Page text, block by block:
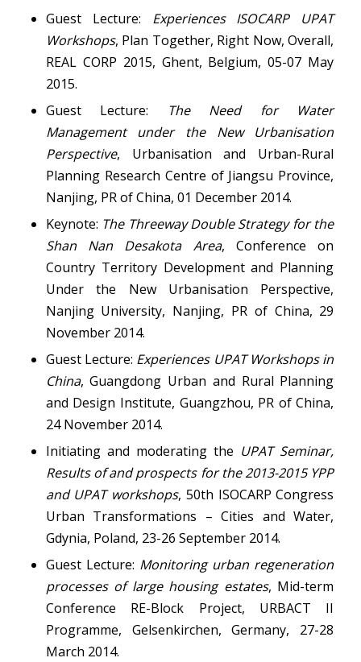
Guest Lecture: Experiences ISOCARP UPAT
Workshops, Plan Together, Right Now, Overall,
REAL CORP 2015, Ghent, Belgium, 05-07 May
2015.
Guest Lecture:
The Need for Water
Management under the New Urbanisation
Perspective, Urbanisation and Urban-Rural
Planning Research Centre of Jiangsu Province,
Nanjing, PR of China, 01 December 2014.
Keynote: The Threeway Double Strategy for the
Shan Nan Desakota Area, Conference on
Country Territory Development and Planning
Under the New Urbanisation Perspective,
Nanjing University, Nanjing, PR of China, 29
November 2014.
Guest Lecture: Experiences UPAT Workshops in
China, Guangdong Urban and Rural Planning
and Design Institute, Guangzhou, PR of China,
24 November 2014.
Initiating and moderating the UPAT Seminar,
Results of and prospects for the 2013-2015 YPP
and UPAT workshops, 50th ISOCARP Congress
Urban Transformations – Cities and Water,
Gdynia, Poland, 23-26 September 2014.
Guest Lecture: Monitoring urban regeneration
processes of large housing estates, Mid-term
Conference RE-Block Project, URBACT II
Programme, Gelsenkirchen, Germany, 27-28
March 2014.